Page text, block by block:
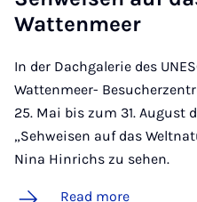
Wat­t­en­meer
In der Dachgalerie des
Wattenmeer-
25. Mai bis zum 31. August
„Sehweisen auf das
Nina Hinrichs zu sehen.
Read more